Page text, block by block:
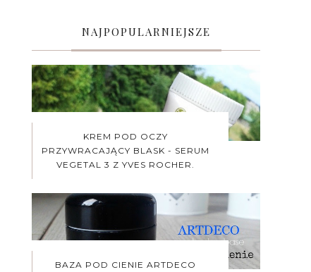
NAJPOPULARNIEJSZE
KREM POD OCZY
PRZYWRACAJĄCY BLASK - SERUM
VEGETAL 3 Z YVES ROCHER.
BAZA POD CIENIE ARTDECO